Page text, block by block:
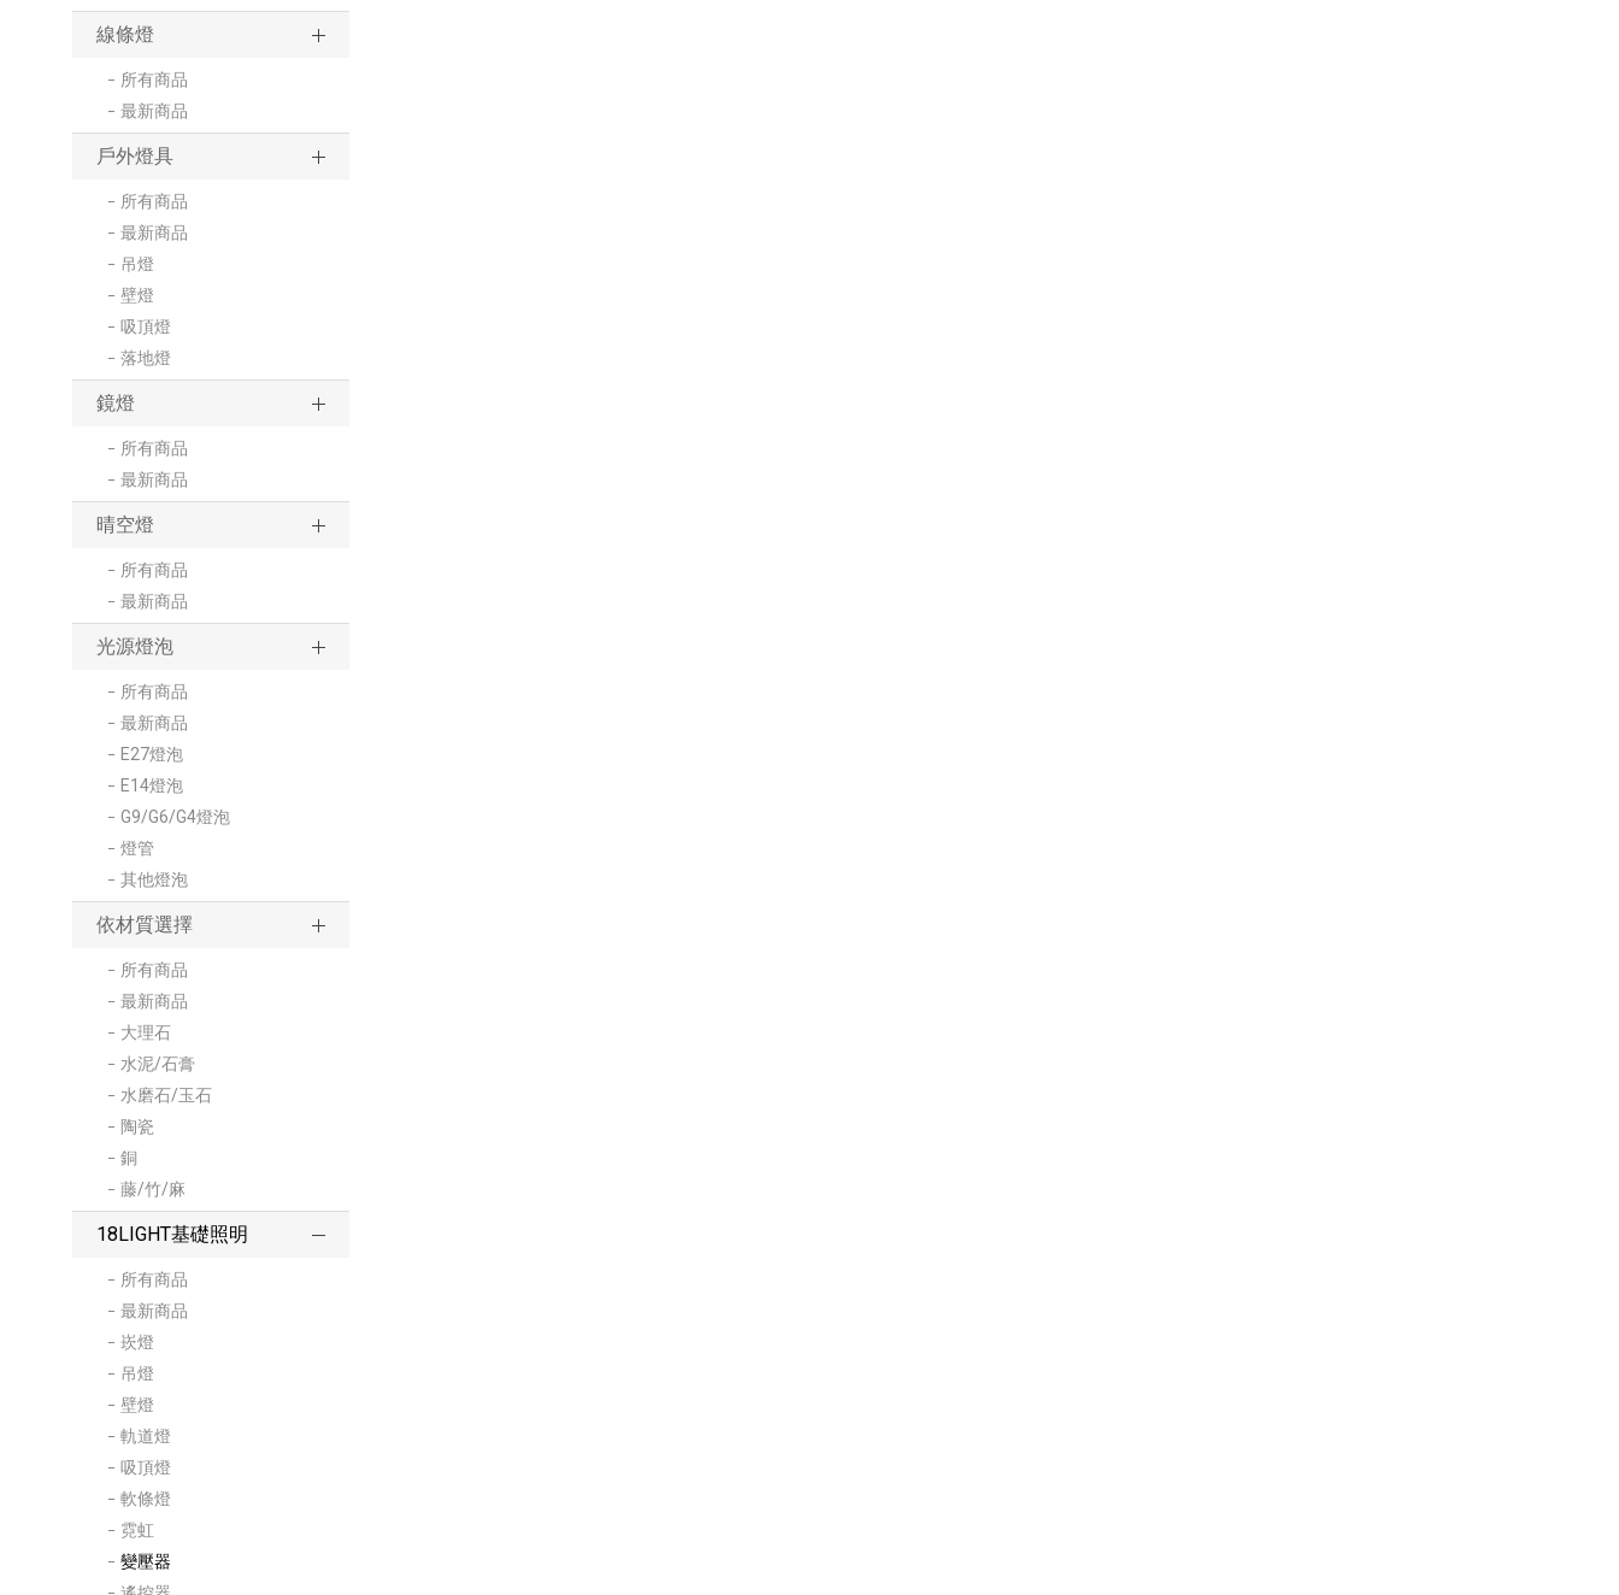
線條燈
所有商品
最新商品
戶外燈具
所有商品
最新商品
吊燈
壁燈
吸頂燈
落地燈
鏡燈
所有商品
最新商品
晴空燈
所有商品
最新商品
光源燈泡
所有商品
最新商品
E27燈泡
E14燈泡
G9/G6/G4燈泡
燈管
其他燈泡
依材質選擇
所有商品
最新商品
大理石
水泥/石膏
水磨石/玉石
陶瓷
銅
藤/竹/麻
18LIGHT基礎照明
所有商品
最新商品
崁燈
吊燈
壁燈
軌道燈
吸頂燈
軟條燈
霓虹
變壓器